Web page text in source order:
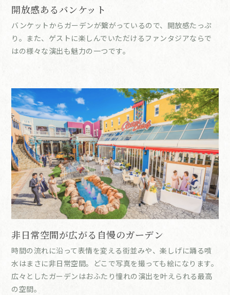
開放感あるバンケット
バンケットからガーデンが繋がっているので、開放感たっぷ
り。また、ゲストに楽しんでいただけるファンタジアならで
はの様々な演出も魅力の一つです。
非日常空間が広がる自慢のガーデン
時間の流れに沿って表情を変える街並みや、楽しげに踊る噴
水はまさに非日常空間。どこで写真を撮っても絵になります。
広々としたガーデンはおふたり憧れの演出を叶えられる最高
の空間。